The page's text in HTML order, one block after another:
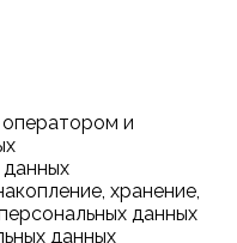
и
хранение,
данных
данных